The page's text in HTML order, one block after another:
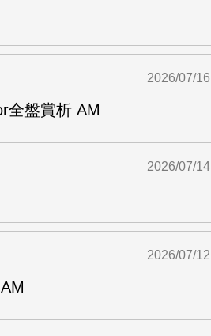
全盤賞析 AM
2026/07/16
2026/07/14
2026/07/12